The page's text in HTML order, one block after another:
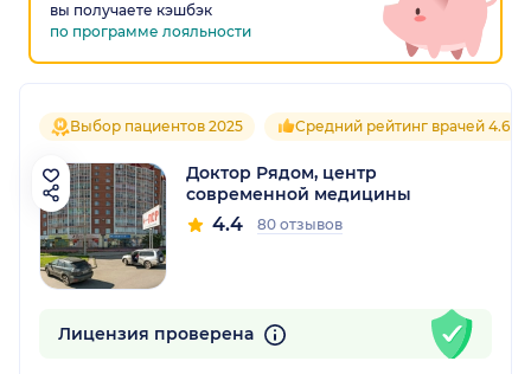
вы получаете кэшбэк
по программе лояльности
Выбор пациентов 2025 Средний рейтинг врачей 4.6
Доктор Рядом, центр
современной медицины
4.4 80 отзывов
Лицензия проверена